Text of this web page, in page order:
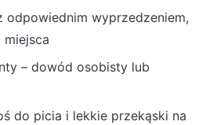
odpowiednim wyprzedzeniem,
– dowód osobisty lub
do picia i lekkie przekąski na